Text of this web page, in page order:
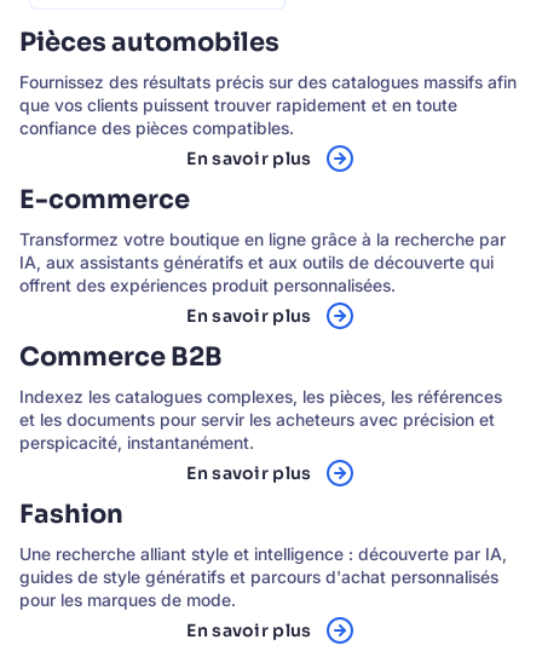
Pièces automobiles
Fournissez des résultats précis sur des catalogues massifs afin
que vos clients puissent trouver rapidement et en toute
confiance des pièces compatibles.
En savoir plus
E-commerce
Transformez votre boutique en ligne grâce à la recherche par
IA, aux assistants génératifs et aux outils de découverte qui
offrent des expériences produit personnalisées.
En savoir plus
Commerce B2B
Indexez les catalogues complexes, les pièces, les références
et les documents pour servir les acheteurs avec précision et
perspicacité, instantanément.
En savoir plus
Fashion
Une recherche alliant style et intelligence : découverte par IA,
guides de style génératifs et parcours d'achat personnalisés
pour les marques de mode.
En savoir plus